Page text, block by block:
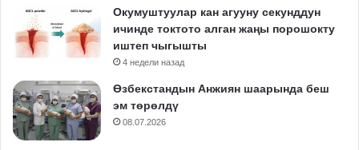
Окумуштуулар кан агууну секунддун
ичинде токтото алган жаңы порошокту
иштеп чыгышты
4 недели назад
Өзбекстандын Анжиян шаарында беш
эм төрөлдү
08.07.2026